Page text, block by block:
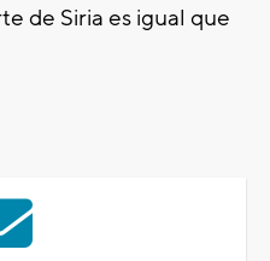
de Siria es igual que